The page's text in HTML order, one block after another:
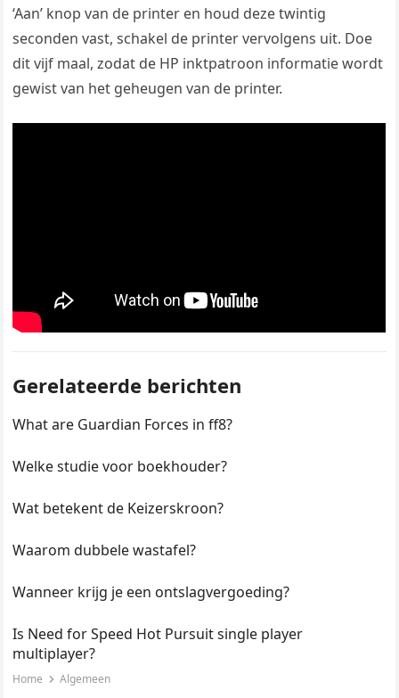
‘Aan’ knop van de printer en houd deze twintig
seconden vast, schakel de printer vervolgens uit. Doe
dit vijf maal, zodat de HP inktpatroon informatie wordt
gewist van het geheugen van de printer.
Gerelateerde berichten
What are Guardian Forces in ff8?
Welke studie voor boekhouder?
Wat betekent de Keizerskroon?
Waarom dubbele wastafel?
Wanneer krijg je een ontslagvergoeding?
Is Need for Speed Hot Pursuit single player
multiplayer?
Home Algemeen